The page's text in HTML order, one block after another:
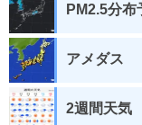
PM2.5分布
アメダス
2週間天気